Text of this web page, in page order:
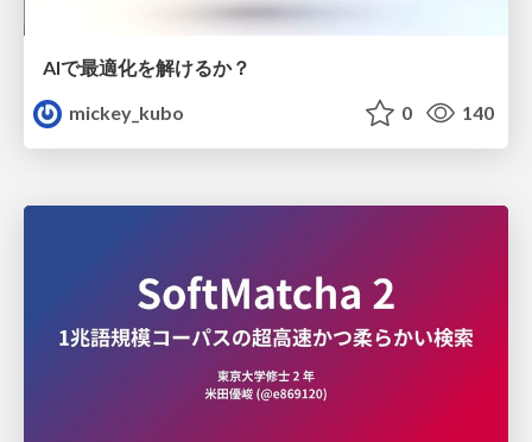
AIで最適化を解けるか？
mickey_kubo
0 140